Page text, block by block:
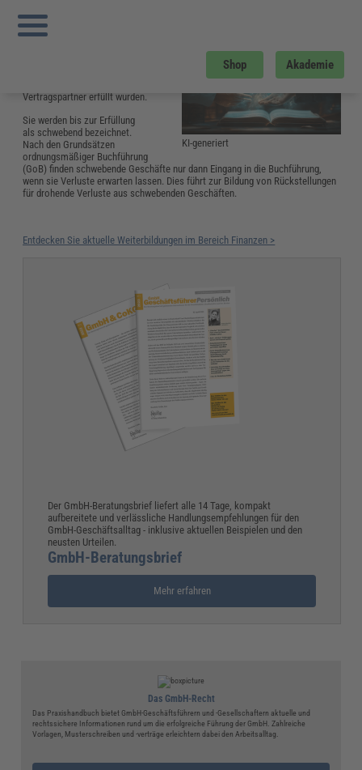
Shop Akademie
Sie sind hier:
Schwebendes Geschäft
KI-generiert
Vertragspartner erfüllt wurden.
Sie werden bis zur Erfüllung
als schwebend bezeichnet.
Nach den Grundsätzen
ordnungsmäßiger Buchführung
(GoB) finden schwebende Geschäfte nur dann Eingang in die Buchführung,
wenn sie Verluste erwarten lassen. Dies führt zur Bildung von Rückstellungen
für drohende Verluste aus schwebenden Geschäften.
Entdecken Sie aktuelle Weiterbildungen im Bereich Finanzen >
Der GmbH-Beratungsbrief liefert alle 14 Tage, kompakt
aufbereitete und verlässliche Handlungsempfehlungen für den
GmbH-Geschäftsalltag - inklusive aktuellen Beispielen und den
neusten Urteilen.
GmbH-Beratungsbrief
Mehr erfahren
Das GmbH-Recht
Das Praxishandbuch bietet GmbH-Geschäftsführern und -Gesellschaftern aktuelle und
rechtssichere Informationen rund um die erfolgreiche Führung der GmbH. Zahlreiche
Vorlagen, Musterschreiben und -verträge erleichtern dabei den Arbeitsalltag.